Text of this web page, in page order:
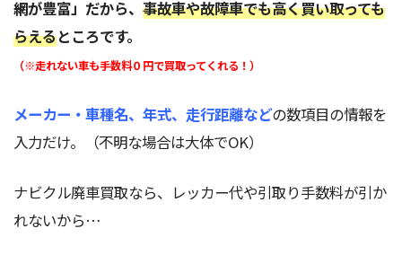
網が豊富」だから、 事故車や故障車でも高く買い取っても
らえるところです。
（※走れない車も手数料０円で買取ってくれる！）
メーカー・車種名、年式、走行距離などの数項目の情報を
入力だけ。（不明な場合は大体でOK）
ナビクル廃車買取なら、レッカー代や引取り手数料が引か
れないから…